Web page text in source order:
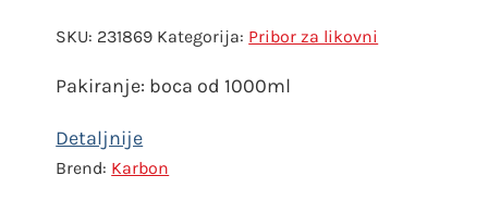
SKU: 231869 Kategorija: Pribor za likovni
Pakiranje: boca od 1000ml
Karbon